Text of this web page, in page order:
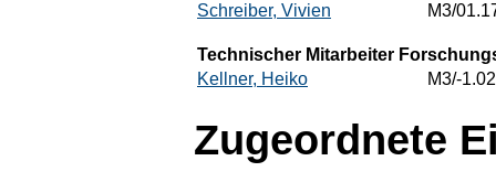
Schreiber, Vivien
M3/
Technischer Mitarbeiter
Kellner, Heiko
M3/-1.02
Zugeordnete